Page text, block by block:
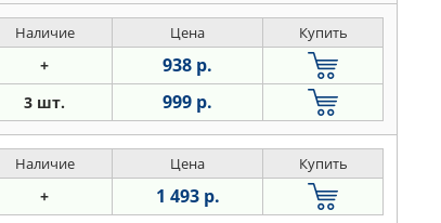
Наличие Цена Купить
+ 938 р.
3 шт. 999 р.
Наличие Цена Купить
+ 1 493 р.